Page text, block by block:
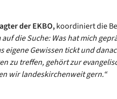
der EKBO,koordiniert die
die Suche: Was hat mich
eigene Gewissen tickt und
zu treffen, gehört zur
wir landeskirchenweit gern.“